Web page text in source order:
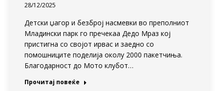
28/12/2025
Детски џагор и безброј насмевки во преполниот
Младински парк го пречекаа Дедо Мраз кој
пристигна со својот ирвас и заедно со
помошниците поделија околу 2000 пакетчиња.
Благодарност до Мото клубот…
Прочитај повеќе